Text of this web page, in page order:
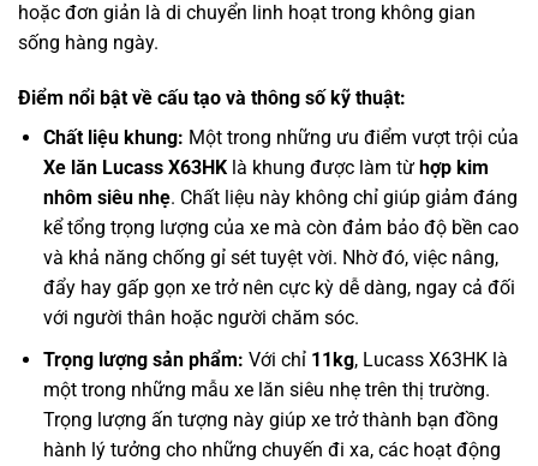
hoặc đơn giản là di chuyển linh hoạt trong không gian
sống hàng ngày.
Điểm nổi bật về cấu tạo và thông số kỹ thuật:
Chất liệu khung: Một trong những ưu điểm vượt trội của
Xe lăn Lucass X63HKlà khung được làm từ hợp kim
nhôm siêu nhẹ. Chất liệu này không chỉ giúp giảm đáng
kể tổng trọng lượng của xe mà còn đảm bảo độ bền cao
và khả năng chống gỉ sét tuyệt vời. Nhờ đó, việc nâng,
đẩy hay gấp gọn xe trở nên cực kỳ dễ dàng, ngay cả đối
với người thân hoặc người chăm sóc.
Trọng lượng sản phẩm: Với chỉ 11kg, Lucass X63HK là
một trong những mẫu xe lăn siêu nhẹ trên thị trường.
Trọng lượng ấn tượng này giúp xe trở thành bạn đồng
hành lý tưởng cho những chuyến đi xa, các hoạt động